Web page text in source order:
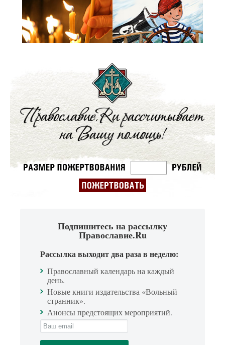
Подпишитесь на рассылку
Православие.Ru
Рассылка выходит два раза в неделю:
Православный календарь на каждый
день.
Новые книги издательства «Вольный
странник».
Анонсы предстоящих мероприятий.